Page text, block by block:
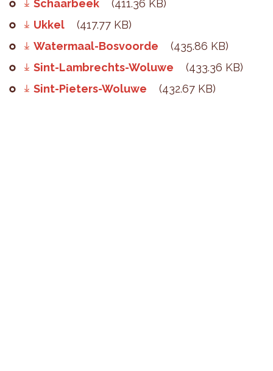
Schaarbeek
(411.36 KB)
Ukkel
(417.77 KB)
Watermaal-Bosvoorde
(435.86 KB)
Sint-Lambrechts-Woluwe
(433.36 KB)
Sint-Pieters-Woluwe
(432.67 KB)